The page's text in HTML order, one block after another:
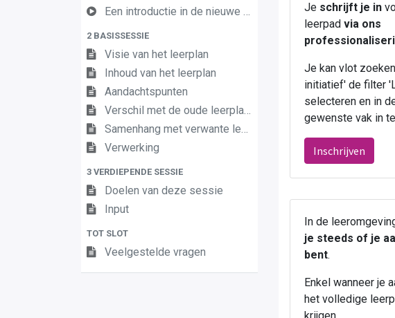
Een introductie in de nieuwe leerplannen van de derde graad
2 BASISSESSIE
Visie van het leerplan
Inhoud van het leerplan
Aandachtspunten
Verschil met de oude leerplannen
Samenhang met verwante leerplannen
Verwerking
3 VERDIEPENDE SESSIE
Doelen van deze sessie
Input
TOT SLOT
Veelgestelde vragen
Je schrijft je in
leerpad via ons
Je kan vlot
initiatief' de filter
selecteren en in
gewenste vak in
Inschrijven
In de
je steeds of je
bent.
Enkel wanneer je
het volledige